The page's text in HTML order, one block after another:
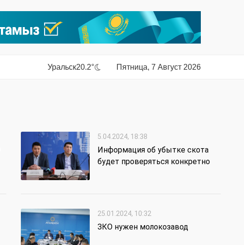
Уральск20.2° Пятница, 7 Август 2026
5.04.2024, 18:38
Информация об убытке скота
будет проверяться конкретно
25.01.2024, 10:32
ЗКО нужен молокозавод